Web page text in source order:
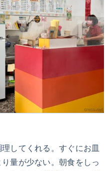
してくれる。すぐにお皿
量が少ない。朝食をしっ